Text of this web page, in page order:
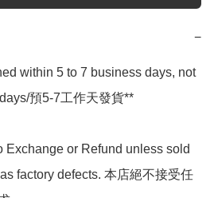
−
within 5 to 7 business days, not
預5-7工作天發貨**
Exchange or Refund unless sold
factory defects. 本店絕不接受任